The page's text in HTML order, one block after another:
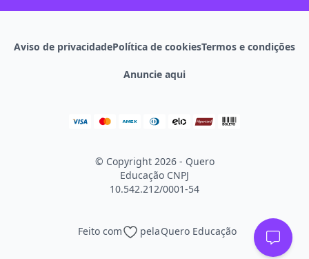
Aviso de privacidadePolítica de cookiesTermos e condições
Anuncie aqui
© Copyright 2026 - Quero
Educação CNPJ
10.542.212/0001-54
Feito com pelaQuero Educação